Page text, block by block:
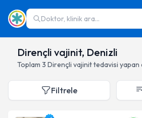
Doktor, klinik ara...
Dirençli vajinit, Denizli
Toplam 3 Dirençli vajinittedavisi yapan
Filtrele